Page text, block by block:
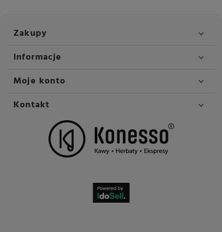
Przeznaczenie
Wysokość
524 mm
Szerokość
373 mm
System grzewczy
Termoblok
Młynek
P.A.G.2+
Zakupy
Informacje
Moje konto
Kontakt